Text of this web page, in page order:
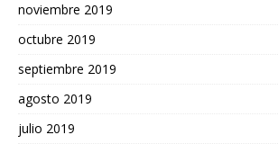
noviembre 2019
octubre 2019
septiembre 2019
agosto 2019
julio 2019